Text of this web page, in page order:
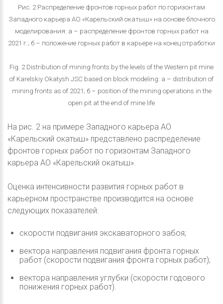
Рис. 2 Распределение фронтов горных работ по горизонтам
Западного карьера АО «Карельский окатыш» на основе блочного
моделирования: а – распределение фронтов горных работ на
2021 г.; б – положение горных работ в карьере на конец отработки
Fig. 2 Distribution of mining fronts by the levels of the Western pit mine
of Karelskiy Okatysh JSC based on block modeling: а – distribution of
mining fronts as of 2021; б – position of the mining operations in the
open pit at the end of mine life
На рис. 2 на примере Западного карьера АО
«Карельский окатыш» представлено распределение
фронтов горных работ по горизонтам Западного
карьера АО «Карельский окатыш».
Оценка интенсивности развития горных работ в
карьерном пространстве производится на основе
следующих показателей:
скорости подвигания экскаваторного забоя;
вектора направления подвигания фронта горных
работ (скорости подвигания фронта горных работ);
вектора направления углубки (скорости годового
понижения горных работ).